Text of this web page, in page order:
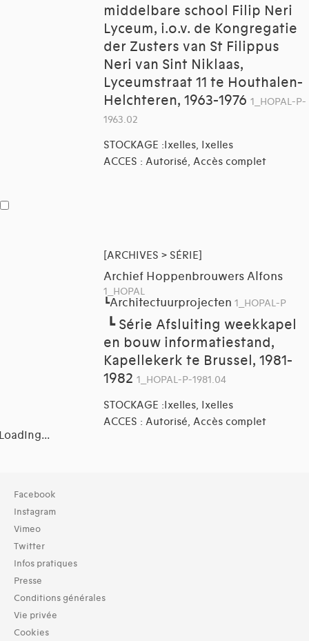
middelbare school Filip Neri
Lyceum, i.o.v. de Kongregatie
der Zusters van St Filippus
Neri van Sint Niklaas,
Lyceumstraat 11 te Houthalen-
Helchteren, 1963-1976 1_HOPAL-P-
1963.02
STOCKAGE :Ixelles, Ixelles
ACCES : Autorisé, Accès complet
[ARCHIVES > SÉRIE]
Archief Hoppenbrouwers Alfons
1_HOPAL
┗Architectuurprojecten 1_HOPAL-P
┗ Série Afsluiting weekkapel
en bouw informatiestand,
Kapellekerk te Brussel, 1981-
1982 1_HOPAL-P-1981.04
STOCKAGE :Ixelles, Ixelles
ACCES : Autorisé, Accès complet
Collection
TOUT (18)
Archives (18)
Typologies documents
Séries (activités) (6)
01-architecture domestique (24)
02-architecture agricole (7)
03-architecture artisanale et industrielle (15)
Facebook
Instagram
Vimeo
Twitter
Infos pratiques
Presse
Conditions générales
Vie privée
Cookies